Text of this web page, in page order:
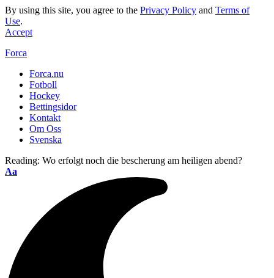
By using this site, you agree to the Privacy Policy and Terms of
Use.
Accept
Forca
Forca.nu
Fotboll
Hockey
Bettingsidor
Kontakt
Om Oss
Svenska
Reading: Wo erfolgt noch die bescherung am heiligen abend?
Aa